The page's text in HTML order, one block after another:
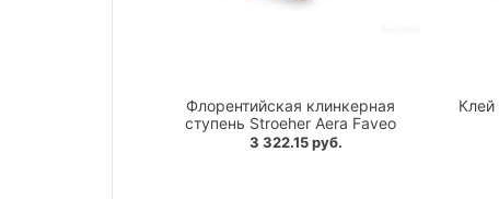
Флорентийская клинкерная
ступень Stroeher Aera Faveo
3 322.15 руб.
Клей